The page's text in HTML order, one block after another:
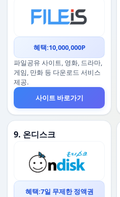
혜택:10,000,000P
파일공유 사이트, 영화, 드라마,
게임, 만화 등 다운로드 서비스
제공.
사이트 바로가기
9. 온디스크
혜택:7일 무제한 정액권